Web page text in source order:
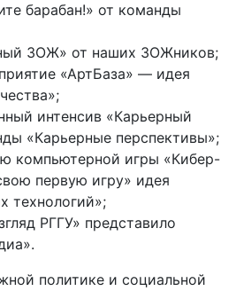
ЗОЖ» от наших ЗОЖников;
«АртБаза» — идея
интенсив «Карьерный
«Карьерные перспективы»;
компьютерной игры «Кибер-
первую игру» идея
технологий»;
РГГУ» представило
политике и социальной
наградил участников